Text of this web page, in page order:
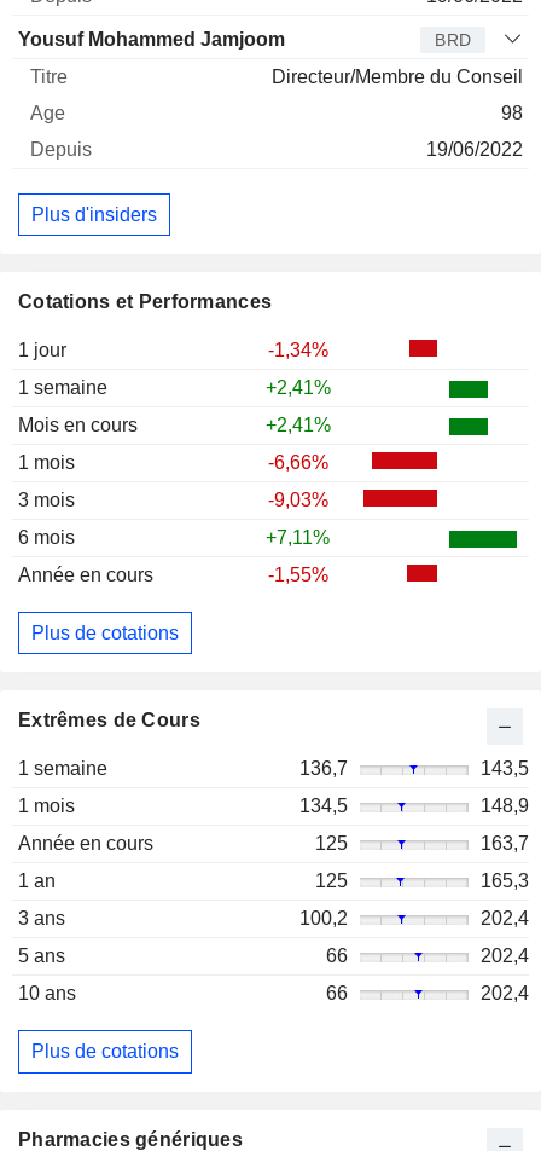
Cotations et Performances
1 jour
-1,34%
1 semaine
+2,41%
Mois en cours
+2,41%
1 mois
-6,66%
3 mois
-9,03%
6 mois
+7,11%
Année en cours
-1,55%
Plus de cotations
Extrêmes de Cours
1 semaine 136,7
143,5
1 mois
134,5
148,9
Année en cours
125
163,7
1 an
125
165,3
3 ans
100,2
202,4
5 ans
66
202,4
10 ans
66 202,4
Plus de cotations
Yousuf Mohammed Jamjoom BRD
Directeur/Membre du Conseil
98
19/06/2022
Plus d'insiders
Pharmacies génériques